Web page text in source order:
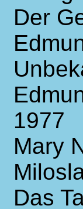
Der
1977
Mary
Das